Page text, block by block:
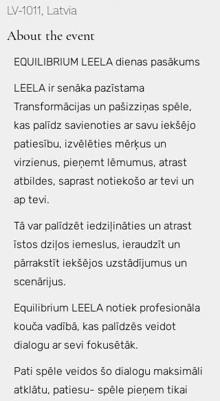
LV-1011, Latvia
About the event
EQUILIBRIUM LEELA dienas pasākums
LEELA ir senāka pazīstama
Transformācijas un pašizziņas spēle,
kas palīdz savienoties ar savu iekšējo
patiesību, izvēlēties mērķus un
virzienus, pieņemt lēmumus, atrast
atbildes, saprast notiekošo ar tevi un
ap tevi.
Tā var palīdzēt iedziļināties un atrast
īstos dziļos iemeslus, ieraudzīt un
pārrakstīt iekšējos uzstādījumus un
scenārijus.
Equilibrium LEELA notiek profesionāla
kouča vadībā, kas palīdzēs veidot
dialogu ar sevi fokusētāk.
Pati spēle veidos šo dialogu maksimāli
atklātu, patiesu- spēle pieņem tikai